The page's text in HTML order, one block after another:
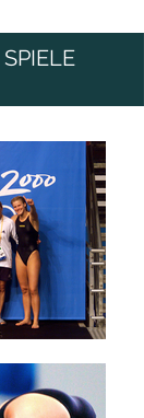
SPIELE